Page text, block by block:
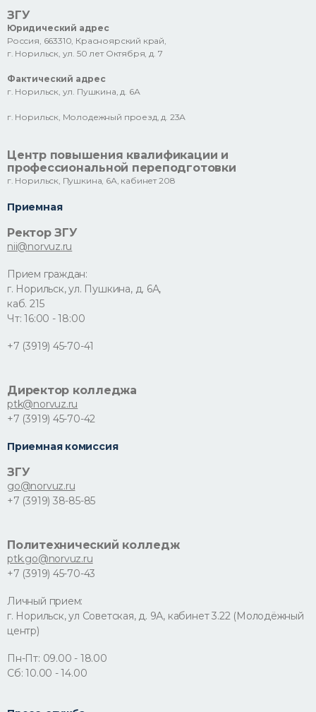
ЗГУ
Юридический адрес
Россия, 663310, Красноярский край,
г. Норильск, ул. 50 лет Октября, д. 7
Фактический адрес
г. Норильск, ул. Пушкина, д. 6А
г. Норильск, Молодежный проезд, д. 23А
Центр повышения квалификации и
профессиональной переподготовки
г. Норильск, Пушкина, 6А, кабинет 208
Приемная
Ректор ЗГУ
nii@norvuz.ru
Прием граждан:
г. Норильск, ул. Пушкина, д. 6А,
каб. 215
Чт: 16:00 - 18:00
+7 (3919) 45-70-41
Директор колледжа
ptk@norvuz.ru
+7 (3919) 45-70-42
Приемная комиссия
ЗГУ
go@norvuz.ru
+7 (3919) 38-85-85
Политехнический колледж
ptk.go@norvuz.ru
+7 (3919) 45-70-43
Личный прием:
г. Норильск, ул Советская, д. 9А, кабинет 3.22 (Молодёжный
центр)
Пн-Пт: 09.00 - 18.00
Сб: 10.00 - 14.00